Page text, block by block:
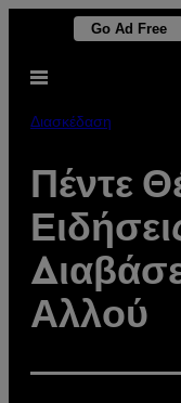
Μετάβαση
περιεχόμενο
Go Ad Free
Ανοίξτε
Διασκέδαση
Πέντε
Αλλού